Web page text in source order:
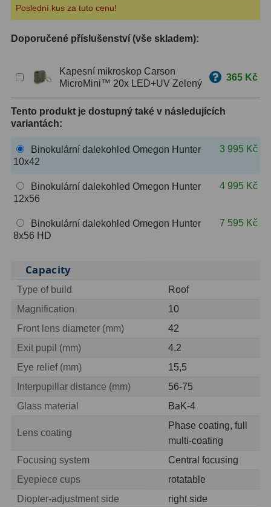
Měřící, s mřížkou6
Ostatní30
Doplňky1
Filtry 181
Měsíční a Polarizační 23
CLS a UHC
OIII9
Hβ6
SII2
Barevné66
38
Barlow 3x 12
Poslední kus za tuto cenu!
Doporučené příslušenství (vše skladem):
Kapesní mikroskop Carson
MicroMini™ 20x LED+UV Zelený
365 Kč
Tento produkt je dostupný také v následujících
variantách:
Binokulární dalekohled Omegon Hunter
10x42
3 995 Kč
Binokulární dalekohled Omegon Hunter
12x56
4 995 Kč
Binokulární dalekohled Omegon Hunter
8x56 HD
7 595 Kč
Capacity
Type of build
Roof
Magnification
10
Front lens diameter (mm)
42
Exit pupil (mm)
4,2
Eye relief (mm)
15,5
Interpupillar distance (mm)
56-75
Glass material
BaK-4
Lens coating
Phase coating, full
multi-coating
Focusing system
Central focusing
Eyepiece cups
rotatable
Diopter-adjustment side
right side